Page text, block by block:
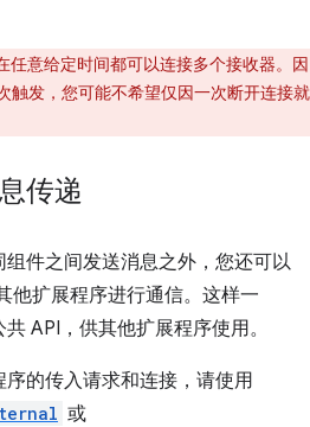
任意给定时间都可以连接多个接收器。因
触发，您可能不希望仅因一次断开连接就
传递
件之间发送消息之外，您还可以
他扩展程序进行通信。这样一
API，供其他扩展程序使用。
的传入请求和连接，请使用
或